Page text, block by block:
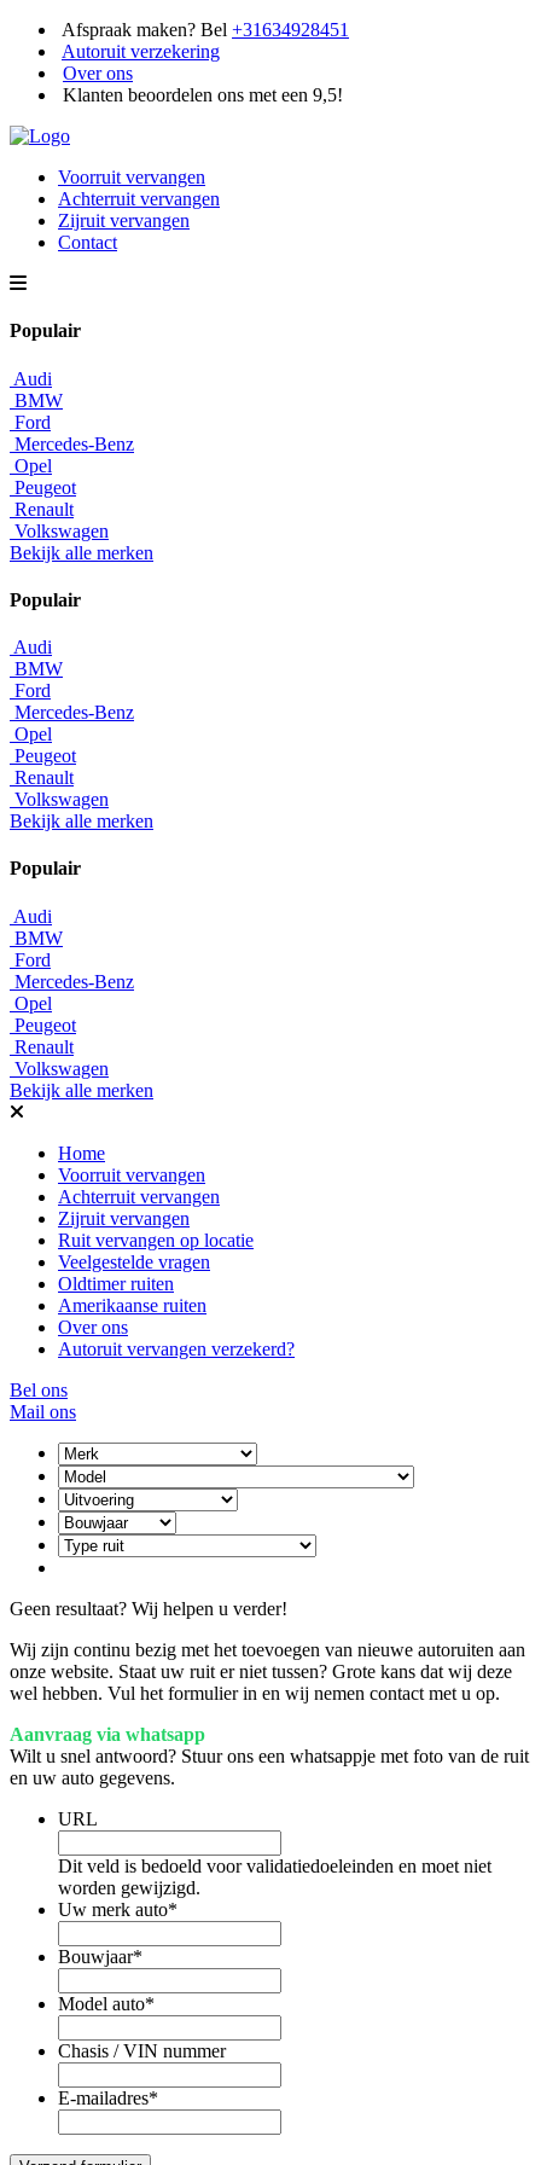
Afspraak maken? Bel +31634928451
Autoruit verzekering
Over ons
Klanten beoordelen ons met een 9,5!
Voorruit vervangen
Achterruit vervangen
Zijruit vervangen
Contact
Populair
Audi
BMW
Ford
Mercedes-Benz
Opel
Peugeot
Renault
Volkswagen
Bekijk alle merken
Populair
Audi
BMW
Ford
Mercedes-Benz
Opel
Peugeot
Renault
Volkswagen
Bekijk alle merken
Populair
Audi
BMW
Ford
Mercedes-Benz
Opel
Peugeot
Renault
Volkswagen
Bekijk alle merken
Home
Voorruit vervangen
Achterruit vervangen
Zijruit vervangen
Ruit vervangen op locatie
Veelgestelde vragen
Oldtimer ruiten
Amerikaanse ruiten
Over ons
Autoruit vervangen verzekerd?
Bel ons
Mail ons
Geen resultaat? Wij helpen u verder!
Wij zijn continu bezig met het toevoegen van nieuwe autoruiten aan
onze website. Staat uw ruit er niet tussen? Grote kans dat wij deze
wel hebben. Vul het formulier in en wij nemen contact met u op.
Aanvraag via whatsapp
Wilt u snel antwoord? Stuur ons een whatsappje met foto van de ruit
en uw auto gegevens.
URL
Dit veld is bedoeld voor validatiedoeleinden en moet niet
worden gewijzigd.
Uw merk auto*
Bouwjaar*
Model auto*
Chasis / VIN nummer
E-mailadres*